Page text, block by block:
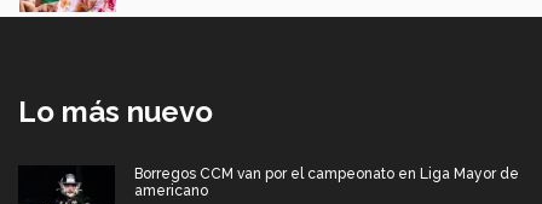
Lo más nuevo
Borregos CCM van por el campeonato en Liga Mayor de
americano